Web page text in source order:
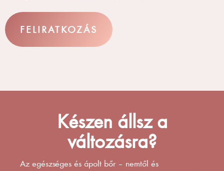
Készen állsz a
változásra?
Az egészséges és ápolt bőr – nemtől és